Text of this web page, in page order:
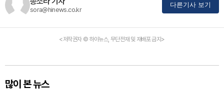
sora@hinews.co.kr
다른기사 보기
<저작권자 © 하이뉴스, 무단전재 및 재배포 금지>
많이 본 뉴스